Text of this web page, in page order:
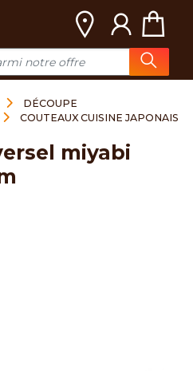
DÉCOUPE
COUTEAUX CUISINE JAPONAIS